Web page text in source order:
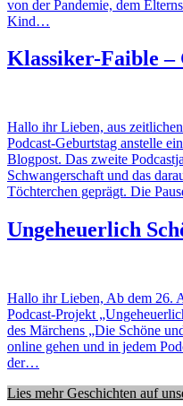
von der Pandemie, dem
Kind…
Klassiker-Faible –
Hallo ihr Lieben, aus
Podcast-Geburtstag anstelle
Blogpost. Das zweite
Schwangerschaft und das
Töchterchen geprägt. Die
Ungeheuerlich
Hallo ihr Lieben, Ab dem 26.
Podcast-Projekt
des Märchens „Die Schöne
online gehen und in jedem
der…
Lies mehr Geschichten auf